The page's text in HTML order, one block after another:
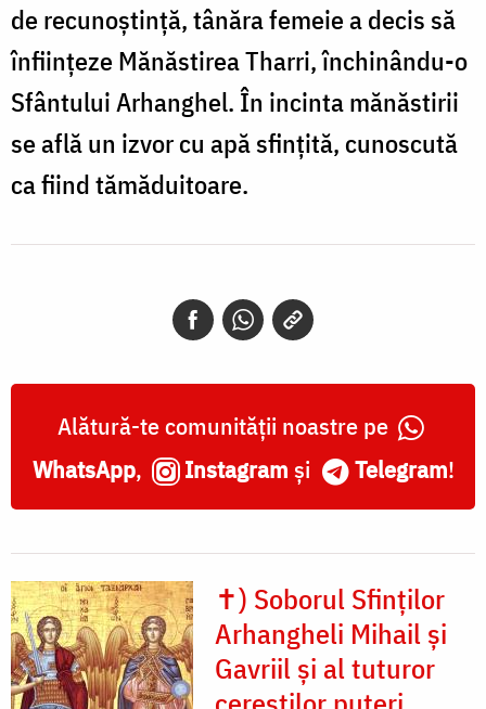
de recunoștință, tânăra femeie a decis să
înființeze Mănăstirea Tharri, închinându-o
Sfântului Arhanghel. În incinta mănăstirii
se află un izvor cu apă sfințită, cunoscută
ca fiind tămăduitoare.
Alătură-te comunității noastre pe
WhatsApp, Instagram și Telegram!
✝) Soborul Sfinților
Arhangheli Mihail și
Gavriil și al tuturor